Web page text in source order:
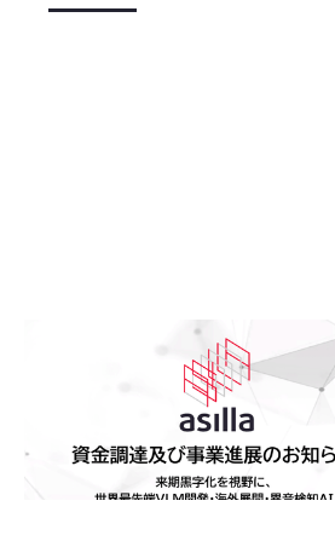
アジラ、資金調達及び事業進展のお知らせ
字化を視野に、世界最先端VLM開発・海外
音検知AI・スマートビルソリューションへ